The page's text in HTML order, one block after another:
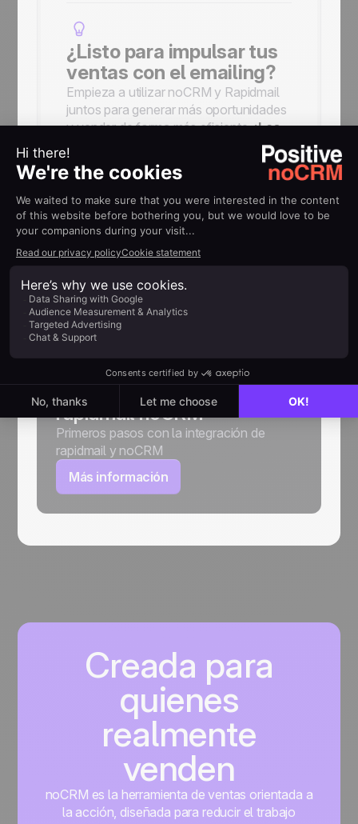
¿Listo para impulsar tus
ventas con el emailing?
Empieza a utilizar noCRM y Rapidmail
juntos para generar más oportunidades
y vender de forma más eficiente.¡Los
clientes de noCRM obtienen un 20
% de descuento durante el primer
año de Rapidmail!
AYUDA
Guías de
implementación
Cómo utilizar la integración
rapidmail noCRM
Primeros pasos con la integración de
rapidmail y noCRM
Más información
Creada para
quienes
realmente
venden
noCRM es la herramienta de ventas orientada a
la acción, diseñada para reducir el trabajo